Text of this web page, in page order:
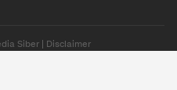
Siber Disclaimer